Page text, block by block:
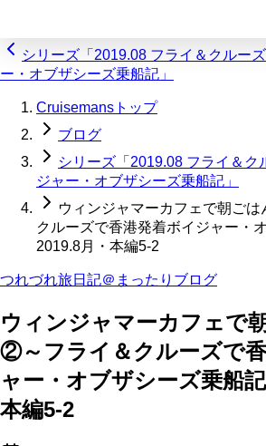
シリーズ「2019.08 フライ＆クルー
ー・オブザシーズ乗船記」
Cruisemansトップ
ブログ
シリーズ「2019.08 フライ＆ク
ジャー・オブザシーズ乗船記」
ウィンジャマーカフェで朝ご
クルーズで香港発着ボイジャー・
2019.8月・本編5-2
つれづれ旅日記＠まったりブログ
ウィンジャマーカフェで
②～フライ＆クルーズで
ャー・オブザシーズ乗船
本編5-2